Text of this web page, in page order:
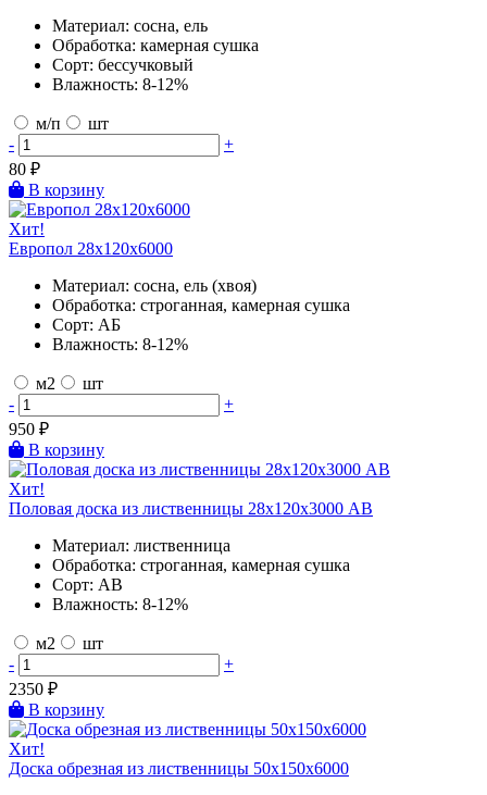
Материал: сосна, ель
Обработка: камерная сушка
Сорт: бессучковый
Влажность: 8-12%
м/п
шт
-
+
80 ₽
В корзину
Хит!
Европол 28х120х6000
Материал: сосна, ель (хвоя)
Обработка: строганная, камерная сушка
Сорт: АБ
Влажность: 8-12%
м2
шт
-
+
950 ₽
В корзину
Хит!
Половая доска из лиственницы 28х120х3000 AB
Материал: лиственница
Обработка: строганная, камерная сушка
Сорт: AB
Влажность: 8-12%
м2
шт
-
+
2350 ₽
В корзину
Хит!
Доска обрезная из лиственницы 50х150х6000